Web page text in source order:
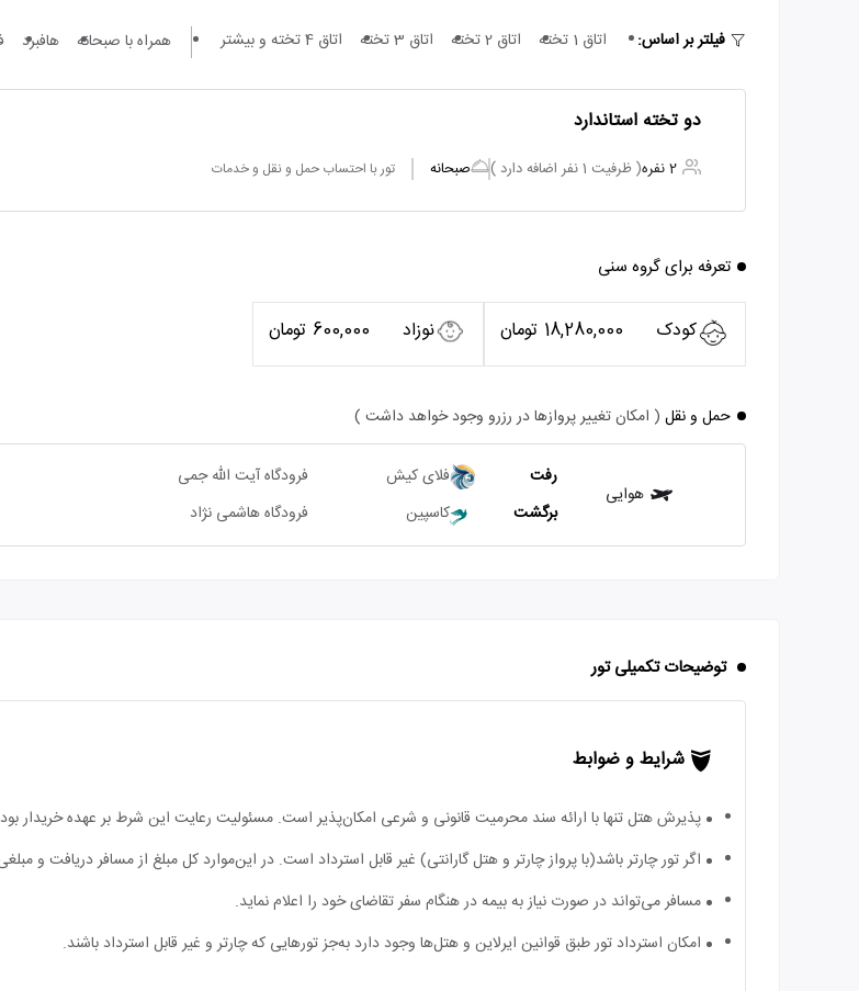
فیلتر بر اساس: اتاق 1 تخته اتاق 2 تخته اتاق 3 تخته اتاق 4 تخته و بیشتر همراه با صبحانه هافبرد
دو تخته استاندارد
2 نفره ( ظرفیت 1 نفر اضافه دارد ) صبحانه تور با احتساب حمل و نقل و خدمات
تعرفه برای گروه سنی
کودک 18,280,000 تومان نوزاد 600,000 تومان
حمل و نقل ( امکان تغییر پروازها در رزرو وجود خواهد داشت )
هوایی
رفت فلای کیش فرودگاه آیت الله جمی
برگشت کاسپین فرودگاه هاشمی نژاد
توضیحات تکمیلی تور
شرایط و ضوابط
پذیرش هتل تنها با ارائه سند محرمیت قانونی و شرعی امکان‌پذیر است. مسئولیت رعایت این شرط بر عهده خریدار
اگر تور چارتر باشد(با پرواز چارتر و هتل گارانتی) غیر قابل استرداد است. در این‌موارد کل مبلغ از مسافر دریافت و
مسافر می‌تواند در صورت نیاز به بیمه در هنگام سفر تقاضای خود را اعلام نماید.
امکان استرداد تور طبق قوانین ایرلاین و هتل‌ها وجود دارد به‌جز تورهایی که چارتر و غیر قابل استرداد باشند.